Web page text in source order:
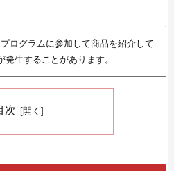
ログラムに参加して商品を紹介して
発生することがあります。
次